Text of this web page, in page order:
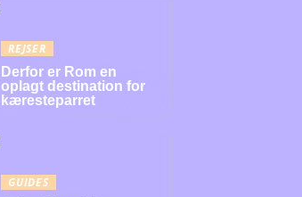
REJSER
Derfor er Rom en
oplagt destination for
kæresteparret
GUIDES